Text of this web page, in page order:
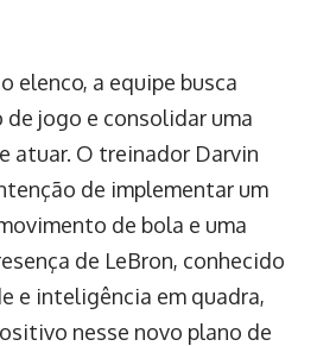
elenco, a equipe busca
jogo e consolidar uma
atuar. O treinador Darvin
de implementar um
de bola e uma
de LeBron, conhecido
e inteligência em quadra,
nesse novo plano de